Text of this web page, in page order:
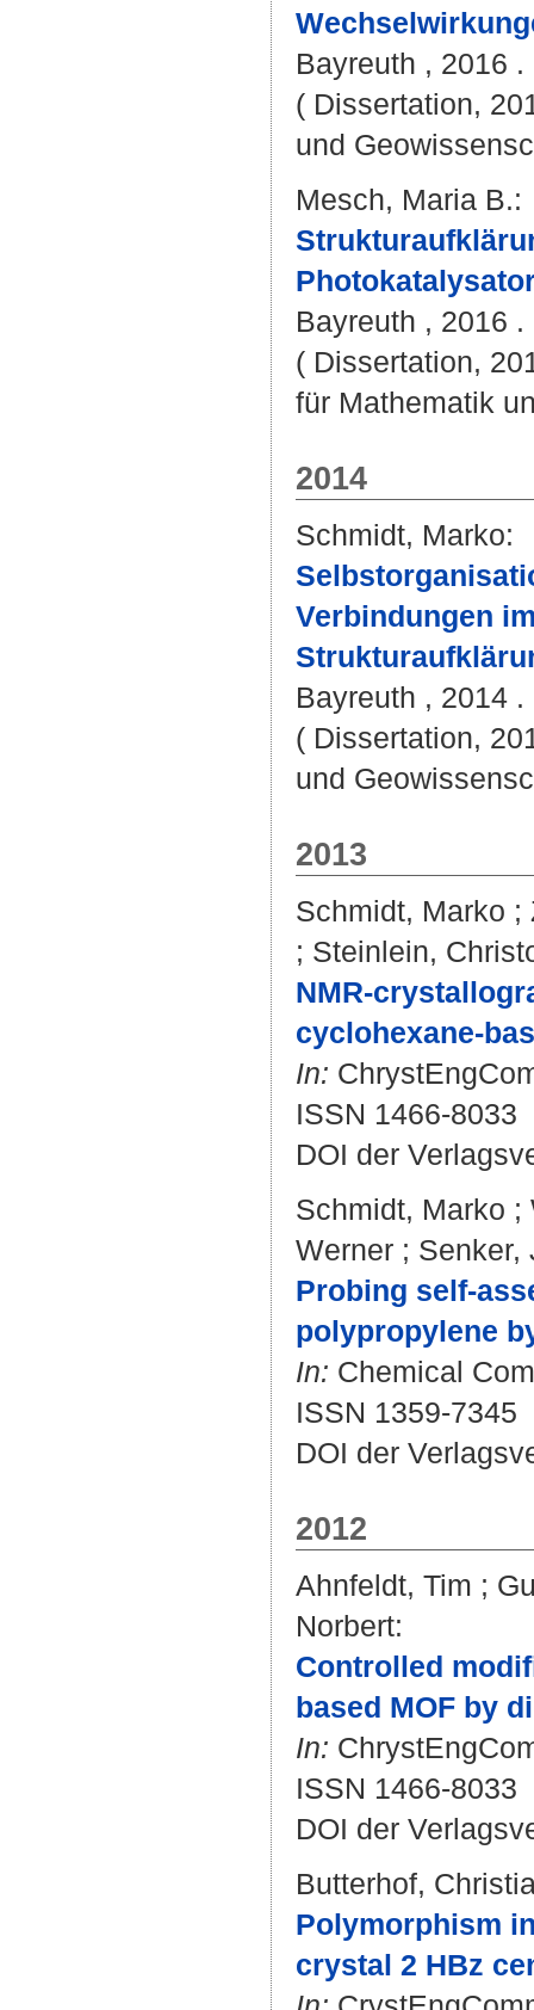
Bayreuth , 2016 .
( Dissertation,
und
Mesch, Maria B.:
Bayreuth , 2016
( Dissertation,
für Mathematik
2014
Schmidt, Marko:
Verbindungen
Bayreuth , 2014
( Dissertation,
und
2013
Schmidt, Marko ;
; Steinlein,
NMR-
cyclohexane-
In:
ISSN 1466-8033
DOI der
Schmidt, Marko ;
Werner ; Senker,
Probing self-
polypropylene
In: Chemical
ISSN 1359-7345
DOI der
2012
Ahnfeldt, Tim ;
Norbert:
Controlled
based MOF by
In:
ISSN 1466-8033
DOI der
Butterhof,
Polymorphism
crystal 2 HBz